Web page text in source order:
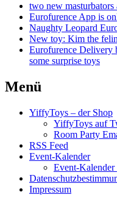
two new
Eurofurence App is
Naughty Leopard
New toy: Kim the
Eurofurence Delivery
some surprise toys
Menü
YiffyToys – der Shop
YiffyToys auf
Room Party
RSS Feed
Event-Kalender
Event-
Impressum